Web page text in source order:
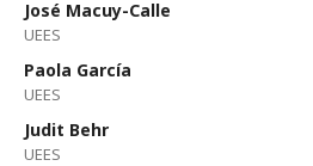
José Macuy-Calle
UEES
Paola García
UEES
Judit Behr
UEES